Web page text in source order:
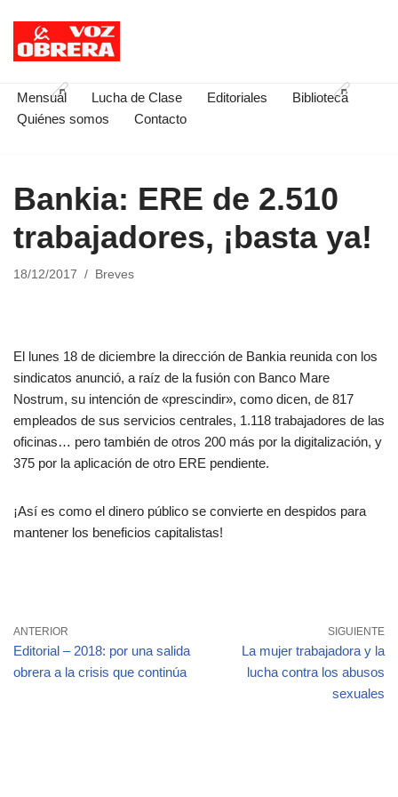
Saltar
contenido
Mensual Lucha de Clase Editoriales
Biblioteca
Quiénes somos
Contacto
Bankia: ERE de 2.510
trabajadores, ¡basta ya!
18/12/2017 Breves
El lunes 18 de diciembre la dirección de Bankia reunida con los
sindicatos anunció, a raíz de la fusión con Banco Mare
Nostrum, su intención de «prescindir», como dicen, de 817
empleados de sus servicios centrales, 1.118 trabajadores de las
oficinas… pero también de otros 200 más por la digitalización, y
375 por la aplicación de otro ERE pendiente.
¡Así es como el dinero público se convierte en despidos para
mantener los beneficios capitalistas!
ANTERIOR
Editorial – 2018: por una salida
obrera a la crisis que continúa
SIGUIENTE
La mujer trabajadora y la
lucha contra los abusos
sexuales